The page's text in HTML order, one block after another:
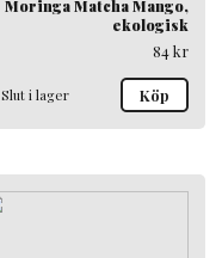
Moringa Matcha Mango,
ekologisk
84kr
Slut i lager Köp